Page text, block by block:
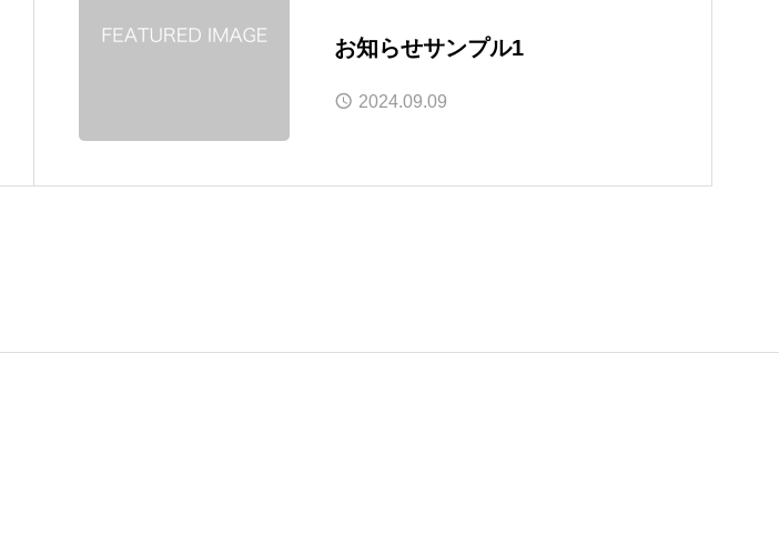
お知らせサンプル1
2024.09.09